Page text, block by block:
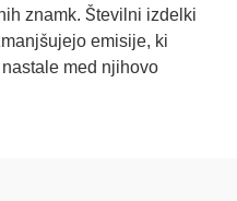
znamk. Številni izdelki
emisije, ki
med njihovo